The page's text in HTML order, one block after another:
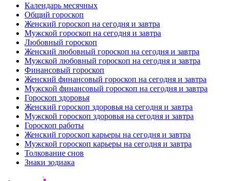
Календарь месячных
Общий гороскоп
Женский гороскоп на сегодня и завтра
Мужской гороскоп на сегодня и завтра
Любовный гороскоп
Женский любовный гороскоп на сегодня и завтра
Мужской любовный гороскоп на сегодня и завтра
Финансовый гороскоп
Женский финансовый гороскоп на сегодня и завтра
Мужской финансовый гороскоп на сегодня и завтра
Гороскоп здоровья
Женский гороскоп здоровья на сегодня и завтра
Мужской гороскоп здоровья на сегодня и завтра
Гороскоп работы
Женский гороскоп карьеры на сегодня и завтра
Мужской гороскоп карьеры на сегодня и завтра
Толкование снов
Знаки зодиака